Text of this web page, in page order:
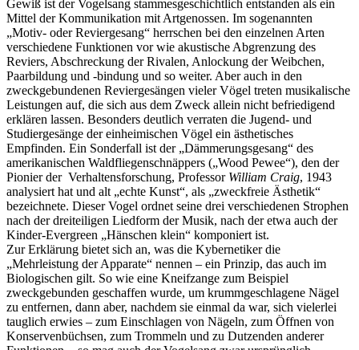
Gewiß ist der Vogelsang stammesgeschichtlich entstanden als ein
Mittel der Kommunikation mit Artgenossen. Im sogenannten
„Motiv- oder Reviergesang“ herrschen bei den einzelnen Arten
verschiedene Funktionen vor wie akustische Abgrenzung des
Reviers, Abschreckung der Rivalen, Anlockung der Weibchen,
Paarbildung und -bindung und so weiter. Aber auch in den
zweckgebundenen Reviergesängen vieler Vögel treten musikalische
Leistungen auf, die sich aus dem Zweck allein nicht befriedigend
erklären lassen. Besonders deutlich verraten die Jugend- und
Studiergesänge der einheimischen Vögel ein ästhetisches
Empfinden. Ein Sonderfall ist der „Dämmerungsgesang“ des
amerikanischen Waldfliegenschnäppers („Wood Pewee“), den der
Pionier der Verhaltensforschung, Professor William Craig, 1943
analysiert hat und alt „echte Kunst“, als „zweckfreie Ästhetik“
bezeichnete. Dieser Vogel ordnet seine drei verschiedenen Strophen
nach der dreiteiligen Liedform der Musik, nach der etwa auch der
Kinder-Evergreen „Hänschen klein“ komponiert ist.
Zur Erklärung bietet sich an, was die Kybernetiker die
„Mehrleistung der Apparate“ nennen – ein Prinzip, das auch im
Biologischen gilt. So wie eine Kneifzange zum Beispiel
zweckgebunden geschaffen wurde, um krummgeschlagene Nägel
zu entfernen, dann aber, nachdem sie einmal da war, sich vielerlei
tauglich erwies – zum Einschlagen von Nägeln, zum Öffnen von
Konservenbüchsen, zum Trommeln und zu Dutzenden anderer